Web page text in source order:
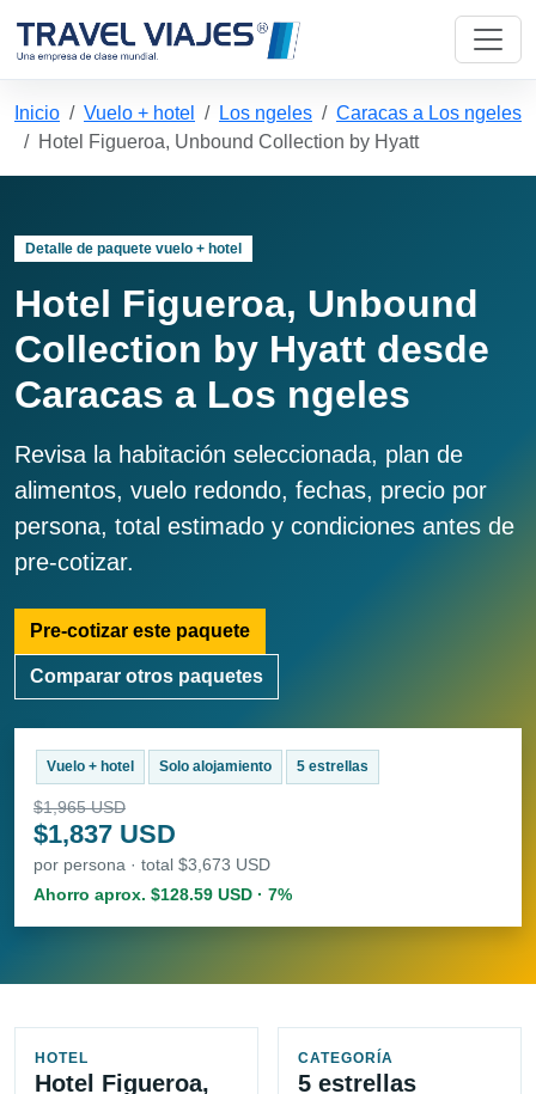
Inicio Vuelo + hotel Los ngeles
Caracas a Los ngeles
Hotel Figueroa, Unbound Collection by Hyatt
Detalle de paquete vuelo + hotel
Hotel Figueroa, Unbound
Collection by Hyatt desde
Caracas a Los ngeles
Revisa la habitación seleccionada, plan de
alimentos, vuelo redondo, fechas, precio por
persona, total estimado y condiciones antes de
pre-cotizar.
Pre-cotizar este paquete
Comparar otros paquetes
Vuelo + hotel Solo alojamiento 5 estrellas
$1,965 USD
$1,837 USD
por persona · total $3,673 USD
Ahorro aprox. $128.59 USD · 7%
HOTEL
Hotel Figueroa,
CATEGORÍA
5 estrellas